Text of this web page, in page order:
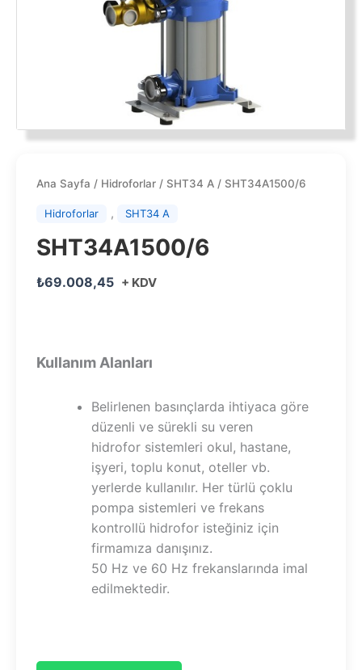
Ana Sayfa / Hidroforlar / SHT34 A / SHT34A1500/6
Hidroforlar , SHT34 A
SHT34A1500/6
₺69.008,45 + KDV
Kullanım Alanları
Belirlenen basınçlarda ihtiyaca göre
düzenli ve sürekli su veren
hidrofor sistemleri okul, hastane,
işyeri, toplu konut, oteller vb.
yerlerde kullanılır. Her türlü çoklu
pompa sistemleri ve frekans
kontrollü hidrofor isteğiniz için
firmamıza danışınız.
50 Hz ve 60 Hz frekanslarında imal
edilmektedir.